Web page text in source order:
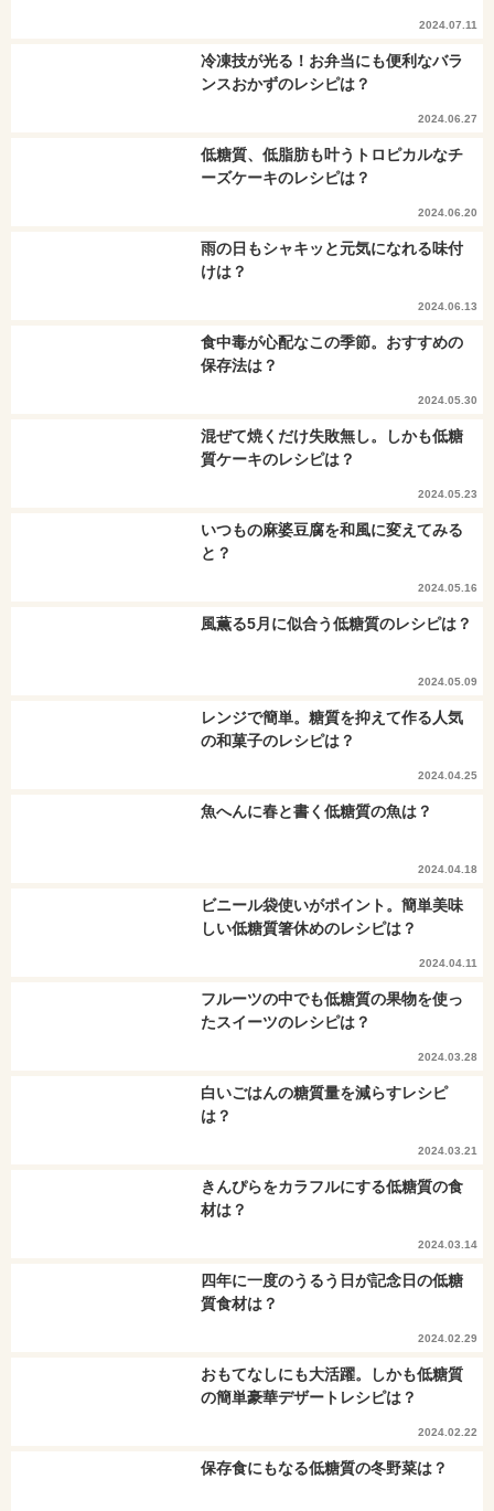
2024.07.11
冷凍技が光る！お弁当にも便利なバラ
ンスおかずのレシピは？
2024.06.27
低糖質、低脂肪も叶うトロピカルなチ
ーズケーキのレシピは？
2024.06.20
雨の日もシャキッと元気になれる味付
けは？
2024.06.13
食中毒が心配なこの季節。おすすめの
保存法は？
2024.05.30
混ぜて焼くだけ失敗無し。しかも低糖
質ケーキのレシピは？
2024.05.23
いつもの麻婆豆腐を和風に変えてみる
と？
2024.05.16
風薫る5月に似合う低糖質のレシピは？
2024.05.09
レンジで簡単。糖質を抑えて作る人気
の和菓子のレシピは？
2024.04.25
魚へんに春と書く低糖質の魚は？
2024.04.18
ビニール袋使いがポイント。簡単美味
しい低糖質箸休めのレシピは？
2024.04.11
フルーツの中でも低糖質の果物を使っ
たスイーツのレシピは？
2024.03.28
白いごはんの糖質量を減らすレシピ
は？
2024.03.21
きんぴらをカラフルにする低糖質の食
材は？
2024.03.14
四年に一度のうるう日が記念日の低糖
質食材は？
2024.02.29
おもてなしにも大活躍。しかも低糖質
の簡単豪華デザートレシピは？
2024.02.22
保存食にもなる低糖質の冬野菜は？